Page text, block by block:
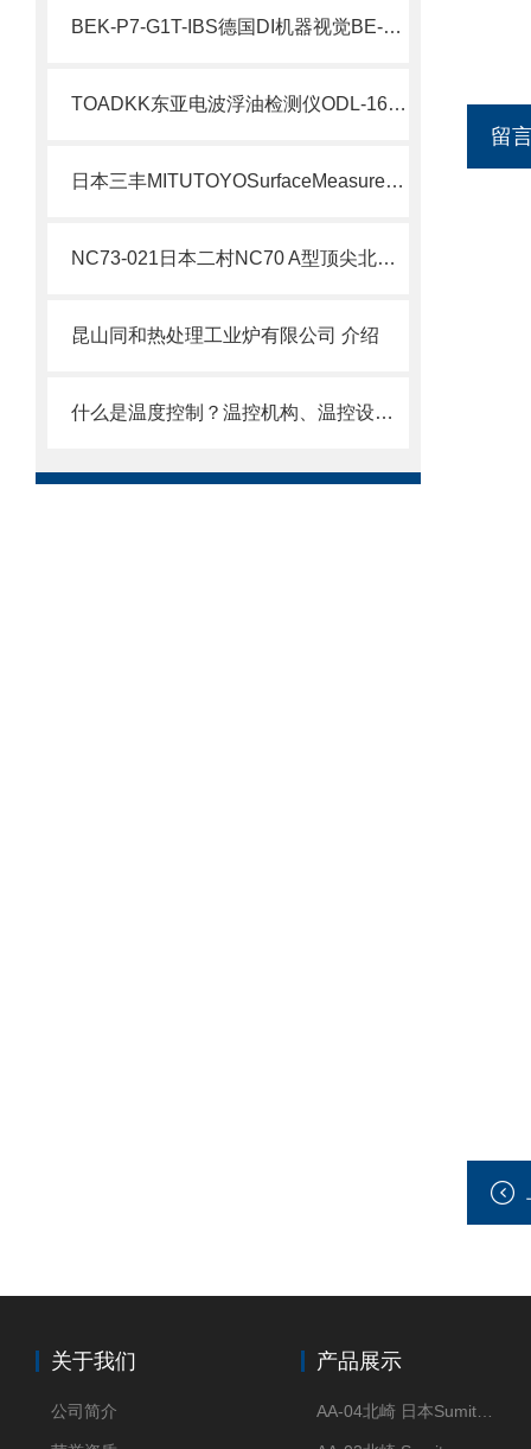
BEK-P7-G1T-IBS德国DI机器视觉BE-P 聚光灯北崎热卖
TOADKK东亚电波浮油检测仪ODL-1600A
日本三丰MITUTOYOSurfaceMeasure-S 系列非接触式激光传感器
NC73-021日本二村NC70 A型顶尖北崎热卖
昆山同和热处理工业炉有限公司 介绍
什么是温度控制？温控机构、温控设备及材料的种类
留
关于我们
公司简介
产品展示